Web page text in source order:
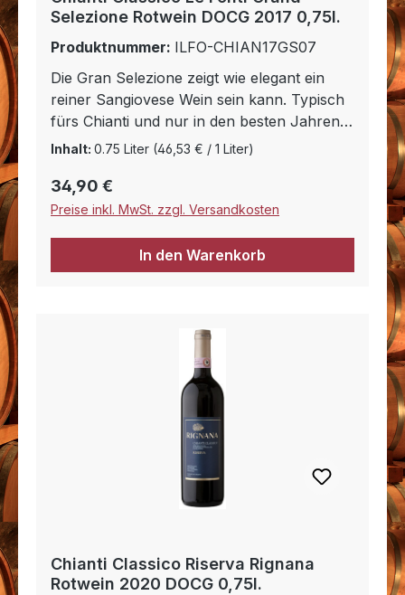
Selezione Rotwein DOCG 2017 0,75l.
Produktnummer: ILFO-CHIAN17GS07
Die Gran Selezione zeigt wie elegant ein
reiner Sangiovese Wein sein kann. Typisch
fürs Chianti und nur in den besten Jahren
gemacht ist diese Gran Selezione das Beste
Jahr her gegeben haben. Helles reines
Rubinrot mit viel Frucht in der Nase,
Um dem Wein mehr Struktur zu geben und
ihm ein langes Leben zu ermöglichen altert
er dann noch zur Reifung auf der Flasche
bevor er auf den Markt kommt. Ein Wein
für jedes Festessen.
Inhalt: 0.75 Liter (46,53 € / 1 Liter)
Regulärer Preis:
34,90 €
Preise inkl. MwSt. zzgl. Versandkosten
In den Warenkorb
Chianti Classico Riserva Rignana
Rotwein 2020 DOCG 0,75l.